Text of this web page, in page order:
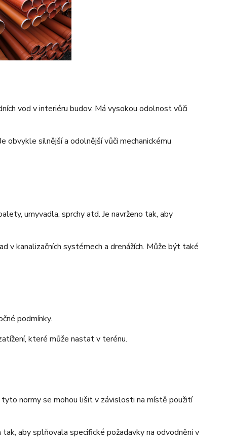
vod v interiéru budov. Má vysokou odolnost vůči
obvykle silnější a odolnější vůči mechanickému
umyvadla, sprchy atd. Je navrženo tak, aby
v kanalizačních systémech a drenážích. Může být také
podmínky.
které může nastat v terénu.
normy se mohou lišit v závislosti na místě použití
aby splňovala specifické požadavky na odvodnění v